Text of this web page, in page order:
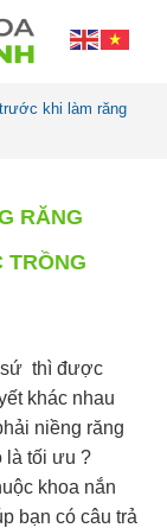
khi làm răng
RĂNG
TRỒNG
sứ thì được
khác nhau
niềng răng
là tối ưu ?
khoa nắn
bạn có câu trả